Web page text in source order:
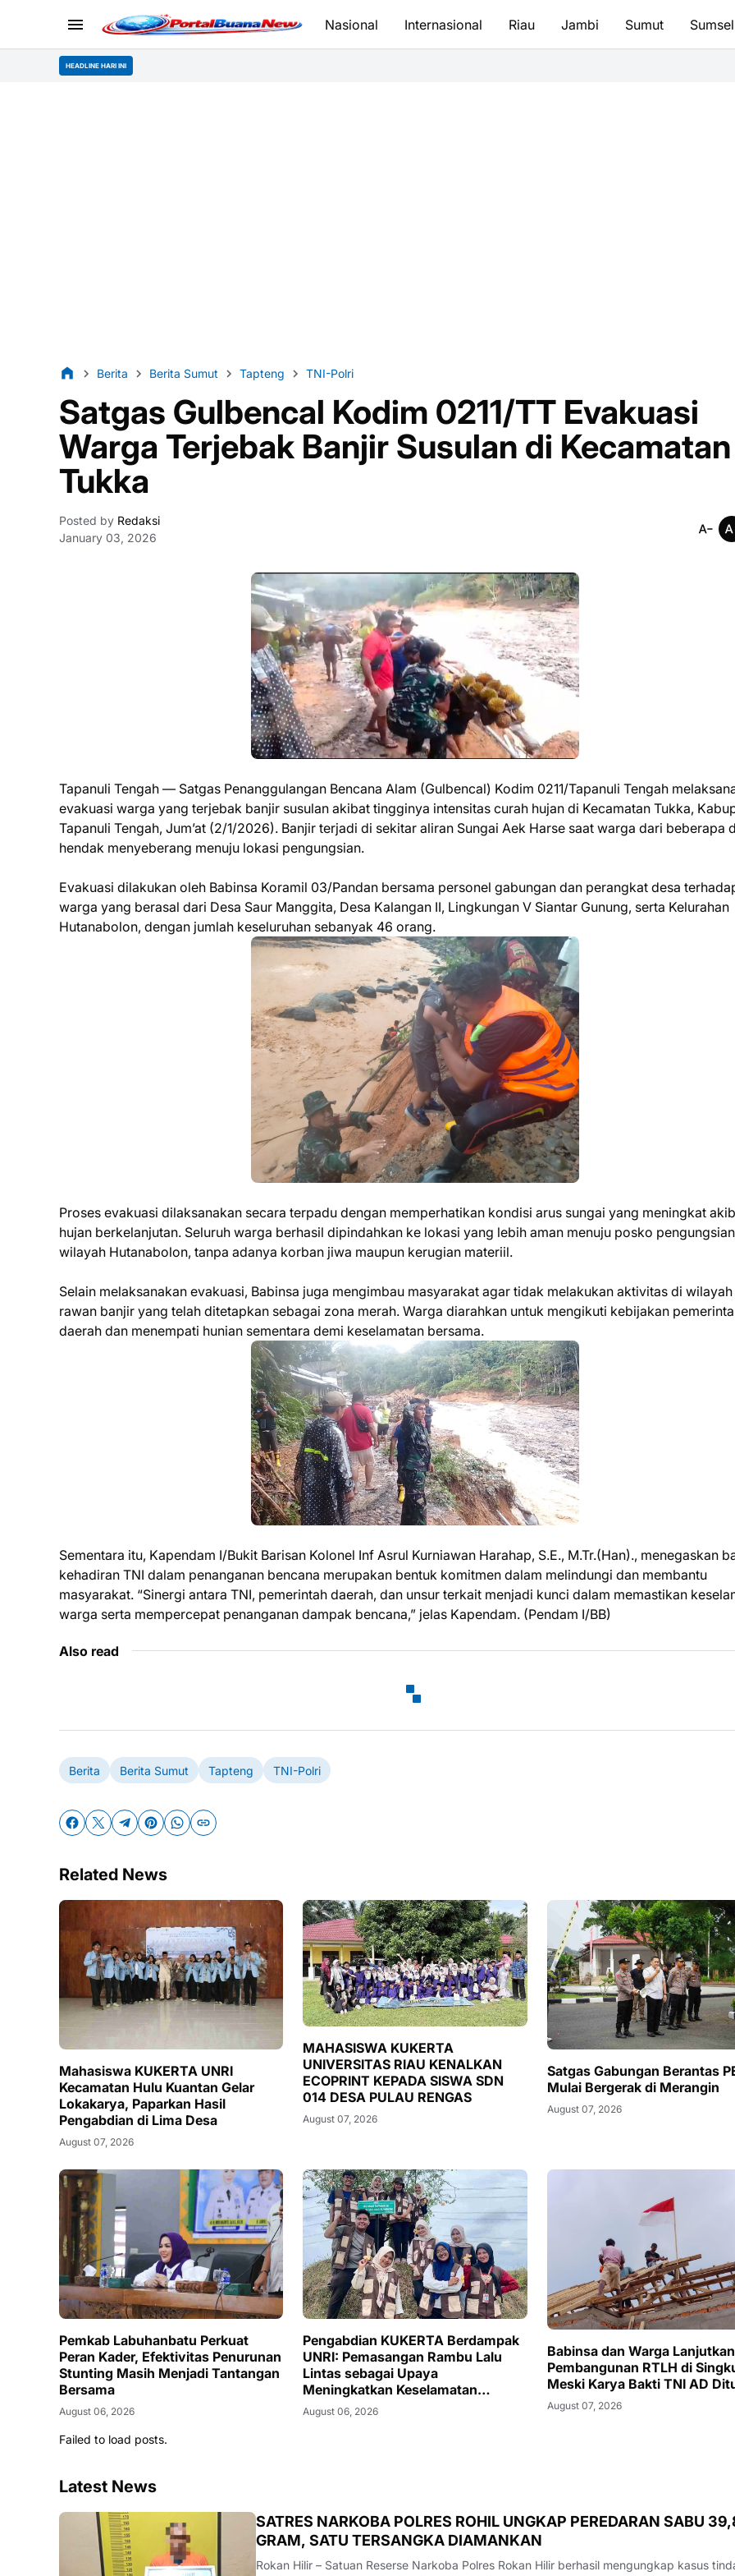
Nasional Internasional Riau Jambi Sumut Sumsel
HEADLINE HARI INI
Berita Berita Sumut Tapteng TNI-Polri
Satgas Gulbencal Kodim 0211/TT Evakuasi
Warga Terjebak Banjir Susulan di Kecamatan
Tukka
Posted by Redaksi
January 03, 2026
Tapanuli Tengah — Satgas Penanggulangan Bencana Alam (Gulbencal) Kodim 0211/Tapanuli Tengah
evakuasi warga yang terjebak banjir susulan akibat tingginya intensitas curah hujan di Kecamatan Tukka,
Tapanuli Tengah, Jum’at (2/1/2026). Banjir terjadi di sekitar aliran Sungai Aek Harse saat warga dari beberapa
hendak menyeberang menuju lokasi pengungsian.
Evakuasi dilakukan oleh Babinsa Koramil 03/Pandan bersama personel gabungan dan perangkat desa
warga yang berasal dari Desa Saur Manggita, Desa Kalangan II, Lingkungan V Siantar Gunung, serta Kelurahan
Hutanabolon, dengan jumlah keseluruhan sebanyak 46 orang.
Proses evakuasi dilaksanakan secara terpadu dengan memperhatikan kondisi arus sungai yang meningkat
hujan berkelanjutan. Seluruh warga berhasil dipindahkan ke lokasi yang lebih aman menuju posko
wilayah Hutanabolon, tanpa adanya korban jiwa maupun kerugian materiil.
Selain melaksanakan evakuasi, Babinsa juga mengimbau masyarakat agar tidak melakukan aktivitas di wilayah
rawan banjir yang telah ditetapkan sebagai zona merah. Warga diarahkan untuk mengikuti kebijakan
daerah dan menempati hunian sementara demi keselamatan bersama.
Sementara itu, Kapendam I/Bukit Barisan Kolonel Inf Asrul Kurniawan Harahap, S.E., M.Tr.(Han)., menegaskan
kehadiran TNI dalam penanganan bencana merupakan bentuk komitmen dalam melindungi dan membantu
masyarakat. “Sinergi antara TNI, pemerintah daerah, dan unsur terkait menjadi kunci dalam memastikan
warga serta mempercepat penanganan dampak bencana,” jelas Kapendam. (Pendam I/BB)
Also read
Berita Berita Sumut Tapteng TNI-Polri
Related News
Mahasiswa KUKERTA UNRI
Kecamatan Hulu Kuantan Gelar
Lokakarya, Paparkan Hasil
Pengabdian di Lima Desa
August 07, 2026
MAHASISWA KUKERTA
UNIVERSITAS RIAU KENALKAN
ECOPRINT KEPADA SISWA SDN
014 DESA PULAU RENGAS
August 07, 2026
Satgas Gabungan Berantas
Mulai Bergerak di Merangin
August 07, 2026
Pemkab Labuhanbatu Perkuat
Peran Kader, Efektivitas Penurunan
Stunting Masih Menjadi Tantangan
Bersama
August 06, 2026
Pengabdian KUKERTA Berdampak
UNRI: Pemasangan Rambu Lalu
Lintas sebagai Upaya
Meningkatkan Keselamatan
Berkendara di Desa Kiab Jaya,
Kabupaten Pelalawan
August 06, 2026
Babinsa dan Warga Lanjutkan
Pembangunan RTLH di
Meski Karya Bakti TNI AD
August 07, 2026
Failed to load posts.
Latest News
SATRES NARKOBA POLRES ROHIL UNGKAP PEREDARAN SABU
GRAM, SATU TERSANGKA DIAMANKAN
Rokan Hilir – Satuan Reserse Narkoba Polres Rokan Hilir berhasil mengungkap kasus